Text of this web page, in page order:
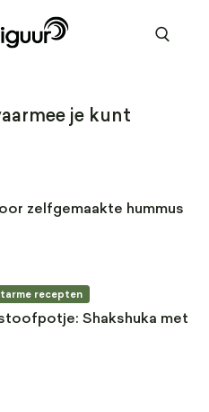
je kunt
zelfgemaakte hummus
recepten
Shakshuka met